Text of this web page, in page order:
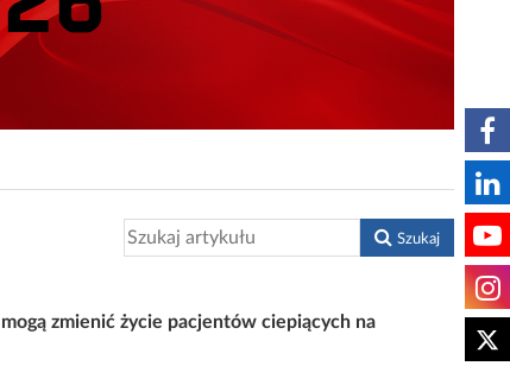
Szukaj
zmienić życie pacjentów ciepiących na